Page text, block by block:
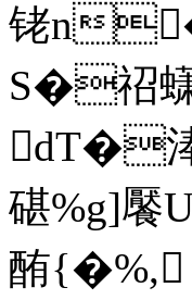
铑n
S�祒
dT�淎
碪%g]
酭{�%,